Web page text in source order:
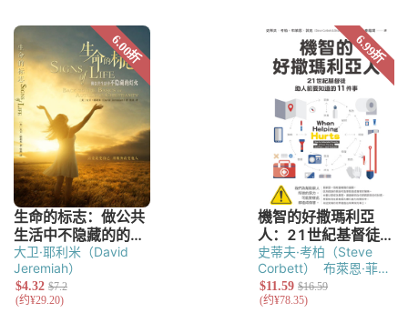
大卫·耶利米（David
Jeremiah）
史蒂夫·考柏（Steve
Corbett）
布萊恩·菲克
（Brian Fikkert）